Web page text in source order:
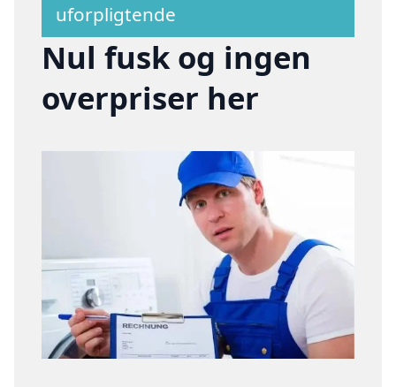
uforpligtende
Nul fusk og ingen
overpriser her